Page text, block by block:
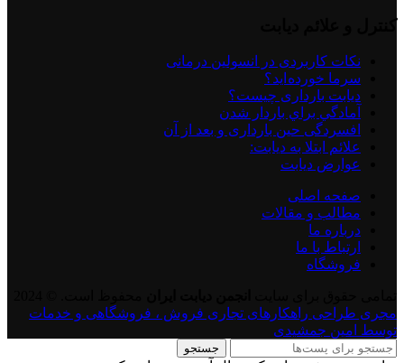
نكات كاربردی در انسولين درمانی
سرما خورده اید؟
دیابت بارداری چیست؟
آمادگي براي باردار شدن
افسردگی حین بارداری و بعد از آن
علائم ابتلا به دیابت:
عوارض ديابت
صفحه اصلی
مطالب و مقالات
درباره ما
ارتباط با ما
فروشگاه
مجری طراحی راهکارهای تجاری فروش ، فروشگاهی و خدمات
توسط امین جمشیدی
جستجو